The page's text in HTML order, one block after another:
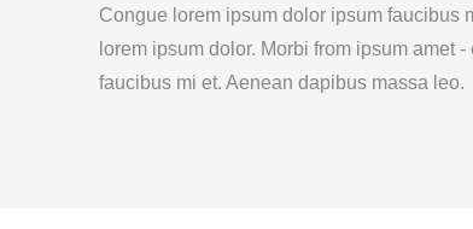
Congue lorem ipsum dolor ipsum faucibus
lorem ipsum dolor. Morbi from ipsum amet
faucibus mi et. Aenean dapibus massa leo.